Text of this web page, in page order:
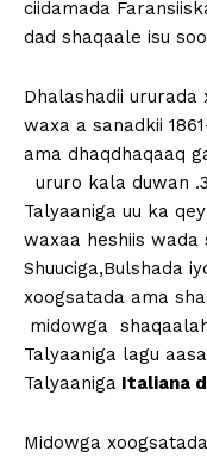
ciidamada
dad shaqaale isu
Dhalashadii ururada
waxa a sanadkii
ama dhaqdhaqaaq
ururo kala duwan
Talyaaniga uu ka
waxaa heshiis wada
Shuuciga,Bulshada
xoogsatada ama
midowga
Talyaaniga lagu
Talyaaniga Italiana
Midowga